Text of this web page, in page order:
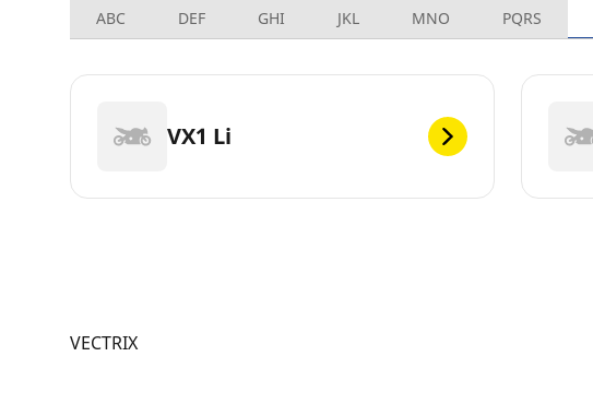
ABC DEF GHI JKL MNO PQRS
VX1 Li
VECTRIX